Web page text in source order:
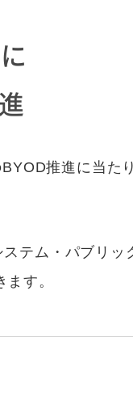
推進に当た
テム・パブリッ
す。